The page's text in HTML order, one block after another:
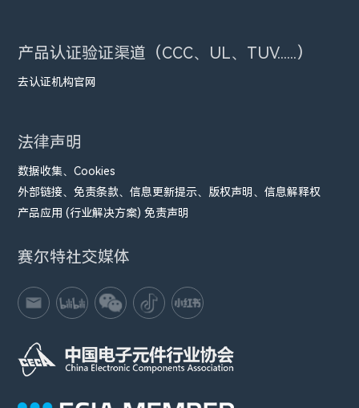
产品认证验证渠道（CCC、UL、TUV......）
去认证机构官网
法律声明
数据收集、Cookies
外部链接、免责条款、信息更新提示、版权声明、信息解释权
产品应用 (行业解决方案) 免责声明
赛尔特社交媒体